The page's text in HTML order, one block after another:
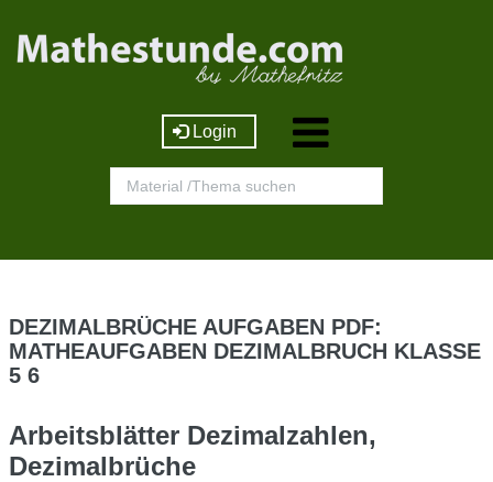
Login
DEZIMALBRÜCHE AUFGABEN PDF:
MATHEAUFGABEN DEZIMALBRUCH KLASSE
5 6
Arbeitsblätter Dezimalzahlen,
Dezimalbrüche